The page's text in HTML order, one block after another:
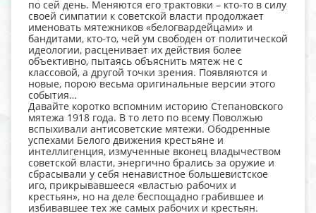
по сей день. Меняются его трактовки – кто-то в силу
своей симпатии к советской власти продолжает
именовать мятежников «белогвардейцами» и
бандитами, кто-то, чей ум свободен от политической
идеологии, расценивает их действия более
объективно, пытаясь объяснить мятеж не с
классовой, а другой точки зрения. Появляются и
новые, порою весьма оригинальные версии этого
события…
Давайте коротко вспомним историю Степановского
мятежа 1918 года. В то лето по всему Поволжью
вспыхивали антисоветские мятежи. Ободренные
успехами Белого движения крестьяне и
интеллигенция, измученные вконец владычеством
советской власти, энергично брались за оружие и
сбрасывали у себя ненавистное большевистское
иго, прикрывавшееся «властью рабочих и
крестьян», но на деле беспощадно грабившее и
избивавшее тех же самых рабочих и крестьян.